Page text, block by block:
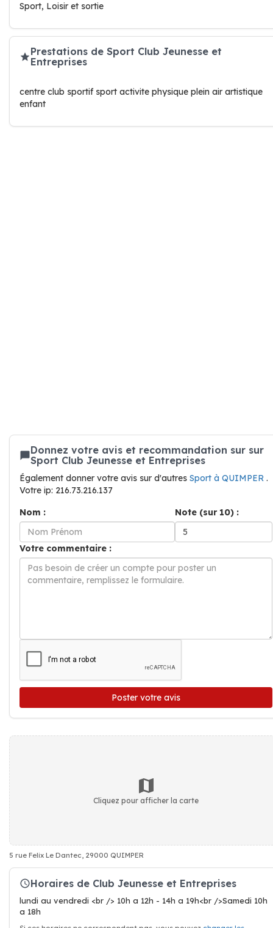
Sport, Loisir et sortie
Prestations de Sport Club Jeunesse et
Entreprises
centre club sportif sport activite physique plein air artistique
enfant
Donnez votre avis et recommandation sur sur
Sport Club Jeunesse et Entreprises
Également donner votre avis sur d'autres Sport à QUIMPER .
Votre ip: 216.73.216.137
Nom :
Note (sur 10) :
Votre commentaire :
Poster votre avis
Cliquez pour afficher la carte
5 rue Felix Le Dantec, 29000 QUIMPER
Horaires de Club Jeunesse et Entreprises
lundi au vendredi <br /> 10h a 12h - 14h a 19h<br />Samedi 10h
a 18h